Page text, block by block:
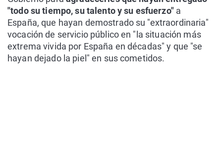
"todo su tiempo, su talento y su esfuerzo"a
España, que hayan demostrado su "extraordinaria"
vocación de servicio público en "la situación más
extrema vivida por España en décadas" y que "se
hayan dejado la piel" en sus cometidos.